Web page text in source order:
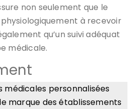
non seulement que le
à recevoir
qu’un suivi adéquat
médicale.
médicales personnalisées
marque des établissements